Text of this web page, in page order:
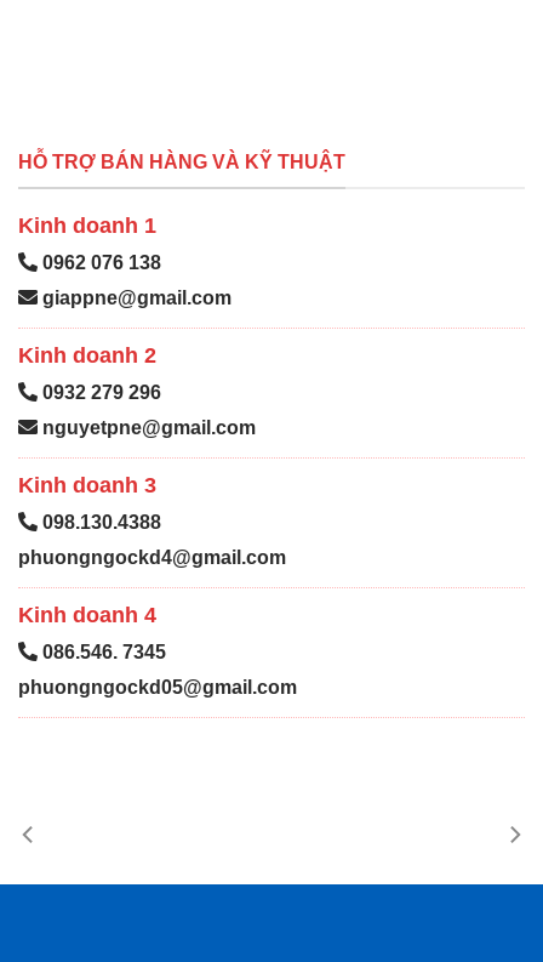
HỖ TRỢ BÁN HÀNG VÀ KỸ THUẬT
Kinh doanh 1
0962 076 138
giappne@gmail.com
Kinh doanh 2
0932 279 296
nguyetpne@gmail.com
Kinh doanh 3
098.130.4388
phuongngockd4@gmail.com
Kinh doanh 4
086.546. 7345
phuongngockd05@gmail.com